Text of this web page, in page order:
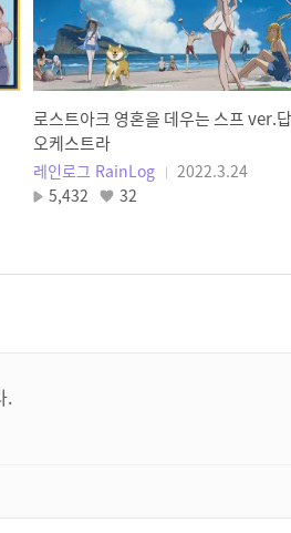
로스트아크 영혼을 데우는 스프 ver.
오케스트라
레인로그 RainLog
2022.3.24
5,432
32
.